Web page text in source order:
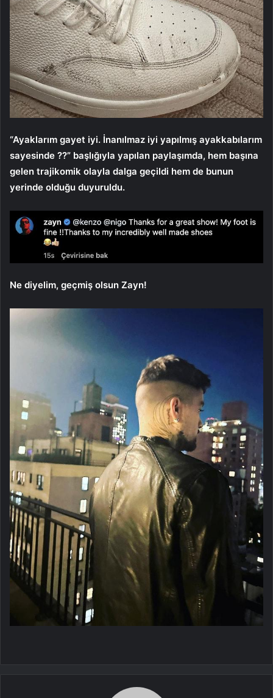
“Ayaklarım gayet iyi. İnanılmaz iyi yapılmış ayakkabılarım
sayesinde ??” başlığıyla yapılan paylaşımda, hem başına
gelen trajikomik olayla dalga geçildi hem de bunun
yerinde olduğu duyuruldu.
Ne diyelim, geçmiş olsun Zayn!